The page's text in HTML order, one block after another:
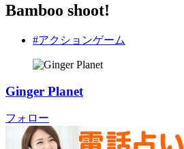
Bamboo shoot!
#アクションゲーム
Ginger Planet
フォロー